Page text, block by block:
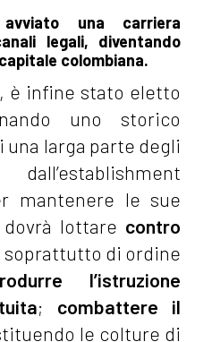
una carriera
legali, diventando
colombiana.
è infine stato eletto
uno storico
larga parte degli
mantenere le sue
lottare contro
soprattutto di ordine
l’istruzione
; combattere il
le colture di